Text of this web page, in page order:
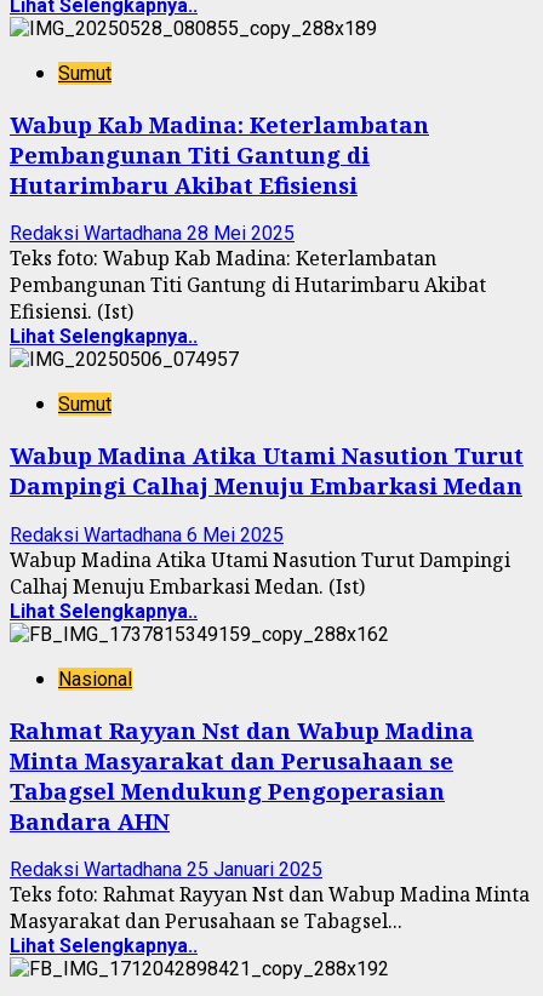
Lihat Selengkapnya..
Sumut
Wabup Kab Madina: Keterlambatan
Pembangunan Titi Gantung di
Hutarimbaru Akibat Efisiensi
Redaksi Wartadhana 28 Mei 2025
Teks foto: Wabup Kab Madina: Keterlambatan
Pembangunan Titi Gantung di Hutarimbaru Akibat
Efisiensi. (Ist)
Lihat Selengkapnya..
Sumut
Wabup Madina Atika Utami Nasution Turut
Dampingi Calhaj Menuju Embarkasi Medan
Redaksi Wartadhana 6 Mei 2025
Wabup Madina Atika Utami Nasution Turut Dampingi
Calhaj Menuju Embarkasi Medan. (Ist)
Lihat Selengkapnya..
Nasional
Rahmat Rayyan Nst dan Wabup Madina
Minta Masyarakat dan Perusahaan se
Tabagsel Mendukung Pengoperasian
Bandara AHN
Redaksi Wartadhana 25 Januari 2025
Teks foto: Rahmat Rayyan Nst dan Wabup Madina Minta
Masyarakat dan Perusahaan se Tabagsel...
Lihat Selengkapnya..